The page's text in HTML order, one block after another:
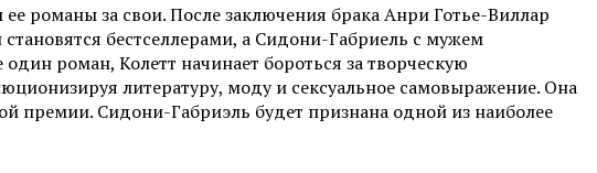
романы за свои. После заключения брака Анри Готье-Виллар
бестселлерами, а Сидони-Габриель с мужем
роман, Колетт начинает бороться за творческую
литературу, моду и сексуальное самовыражение. Она
премии. Сидони-Габриэль будет признана одной из наиболее